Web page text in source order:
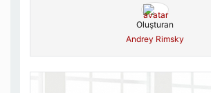
Oluşturan
Andrey Rimsky